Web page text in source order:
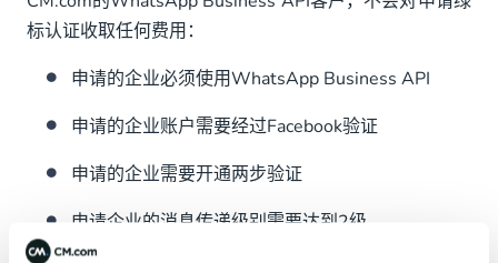
标认证收取任何费用：
申请的企业必须使用WhatsApp Business API
申请的企业账户需要经过Facebook验证
申请的企业需要开通两步验证
申请企业的消息传递级别需要达到2级